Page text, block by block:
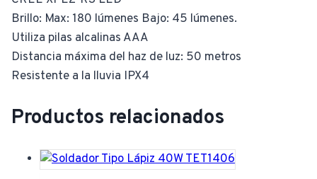
Brillo: Max: 180 lúmenes Bajo: 45 lúmenes.
Utiliza pilas alcalinas AAA
Distancia máxima del haz de luz: 50 metros
Resistente a la lluvia IPX4
Productos relacionados